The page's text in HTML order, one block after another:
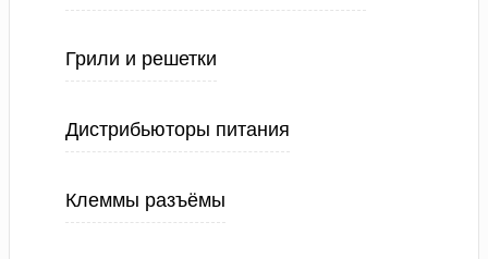
Грили и решетки
Дистрибьюторы питания
Клеммы разъёмы